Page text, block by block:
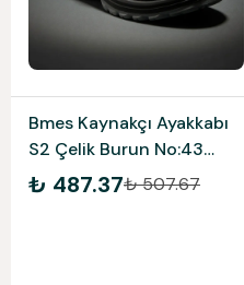
Bmes Kaynakçı Ayakkabı
S2 Çelik Burun No:43
571K
₺ 487.37₺ 507.67